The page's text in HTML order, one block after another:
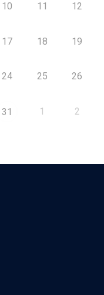
10 11 12
17 18 19
24 25 26
31 1 2